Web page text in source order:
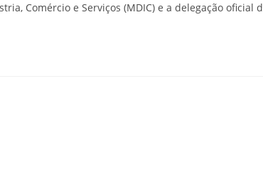
Comércio e Serviços (MDIC) e a delegação oficial